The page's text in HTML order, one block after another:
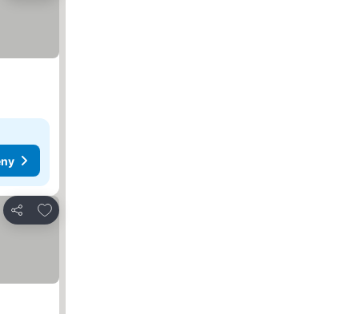
Udostępnij
Dodaj do ulubionych